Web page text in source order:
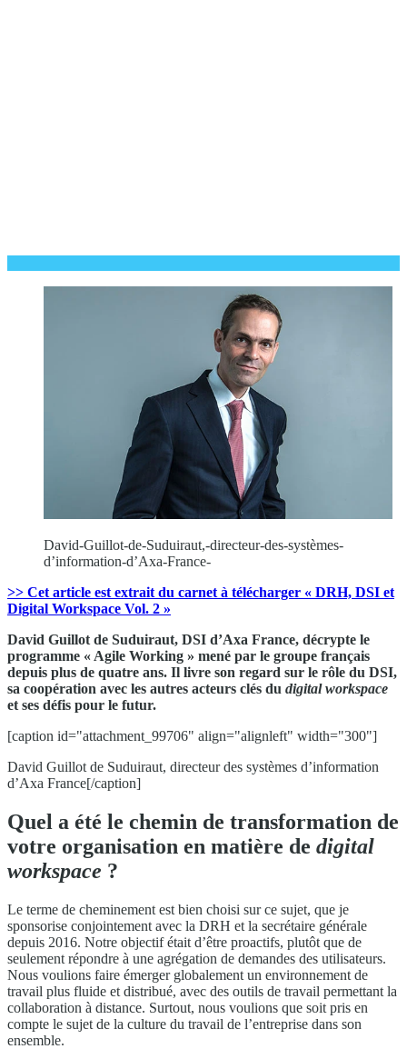
David-Guillot-de-Suduiraut,-directeur-des-systèmes-
d’information-d’Axa-France-
>> Cet article est extrait du carnet à télécharger « DRH, DSI et
Digital Workspace Vol. 2 »
David Guillot de Suduiraut, DSI d’Axa France, décrypte le
programme « Agile Working » mené par le groupe français
depuis plus de quatre ans. Il livre son regard sur le rôle du DSI,
sa coopération avec les autres acteurs clés du digital workspace
et ses défis pour le futur.
[caption id="attachment_99706" align="alignleft" width="300"]
David Guillot de Suduiraut, directeur des systèmes d’information
d’Axa France[/caption]
Quel a été le chemin de transformation de
votre organisation en matière de digital
workspace ?
Le terme de cheminement est bien choisi sur ce sujet, que je
sponsorise conjointement avec la DRH et la secrétaire générale
depuis 2016. Notre objectif était d’être proactifs, plutôt que de
seulement répondre à une agrégation de demandes des utilisateurs.
Nous voulions faire émerger globalement un environnement de
travail plus fluide et distribué, avec des outils de travail permettant la
collaboration à distance. Surtout, nous voulions que soit pris en
compte le sujet de la culture du travail de l’entreprise dans son
ensemble.